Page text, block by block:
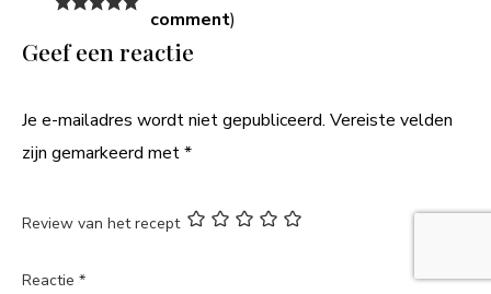
comment)
Geef een reactie
Je e-mailadres wordt niet gepubliceerd. Vereiste velden
zijn gemarkeerd met*
Review van het recept
Reactie *